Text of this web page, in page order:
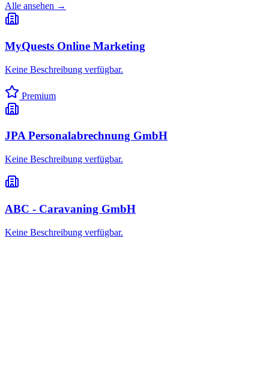
Alle ansehen →
MyQuests Online Marketing
Keine Beschreibung verfügbar.
Premium
JPA Personalabrechnung GmbH
Keine Beschreibung verfügbar.
ABC - Caravaning GmbH
Keine Beschreibung verfügbar.